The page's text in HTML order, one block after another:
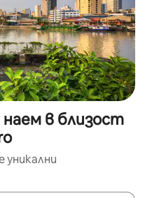
в близост